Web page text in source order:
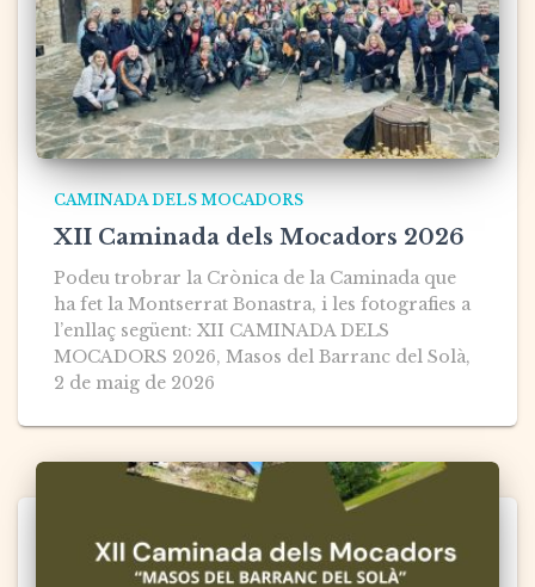
CAMINADA DELS MOCADORS
XII Caminada dels Mocadors 2026
Podeu trobrar la Crònica de la Caminada que
ha fet la Montserrat Bonastra, i les fotografies a
l’enllaç següent: XII CAMINADA DELS
MOCADORS 2026, Masos del Barranc del Solà,
2 de maig de 2026